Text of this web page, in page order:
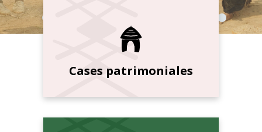
Cases patrimoniales